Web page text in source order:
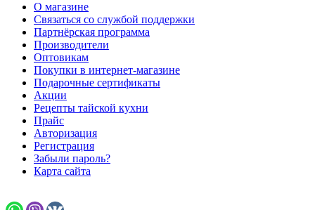
О магазине
Связаться со службой поддержки
Партнёрская программа
Производители
Оптовикам
Покупки в интернет-магазине
Подарочные сертификаты
Акции
Рецепты тайской кухни
Прайс
Авторизация
Регистрация
Забыли пароль?
Карта сайта